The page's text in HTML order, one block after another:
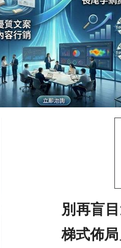
別再盲
梯式佈